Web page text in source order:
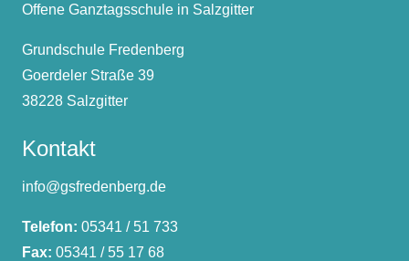
Offene Ganztagsschule in Salzgitter
Grundschule Fredenberg
Goerdeler Straße 39
38228 Salzgitter
Kontakt
info@gsfredenberg.de
Telefon: 05341 / 51 733
Fax: 05341 / 55 17 68